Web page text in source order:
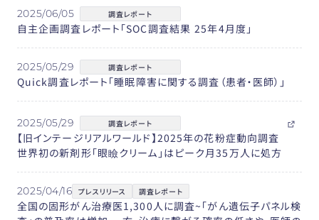
2025/06/05 調査レポート
自主企画調査レポート「SOC調査結果 25年4月度」
2025/05/29 調査レポート
Quick調査レポート「睡眠障害に関する調査（患者・医師）」
2025/05/29 調査レポート
【旧インテージリアルワールド】2025年の花粉症動向調査
世界初の新剤形「眼瞼クリーム」はピーク月35万人に処方
2025/04/16 プレスリリース 調査レポート
全国の固形がん治療医1,300人に調査~「がん遺伝子パネル検